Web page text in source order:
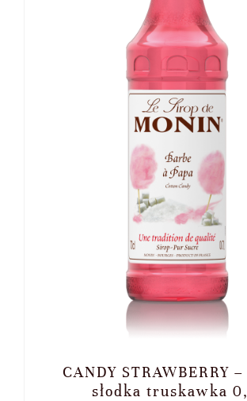
CANDY STRAWBERRY
słodka truskawka